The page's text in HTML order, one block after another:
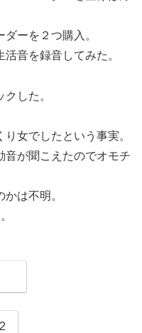
ーを２つ購入。
音を録音してみた。
した。
女でしたという事実。
音が聞こえたのでオモチ
は不明。
2